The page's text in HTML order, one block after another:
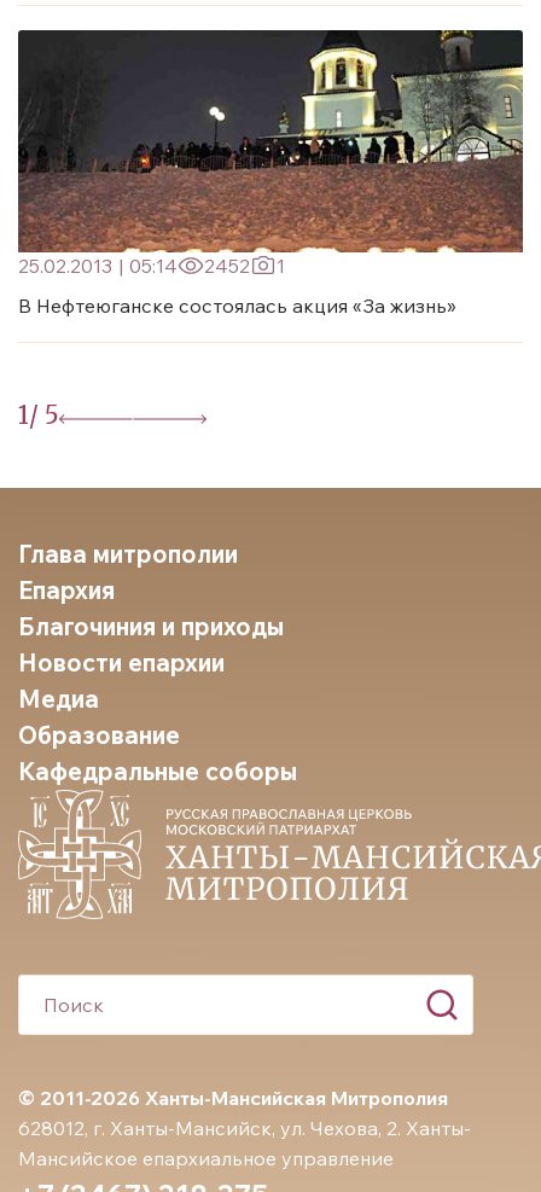
25.02.2013 | 05:14 2452
1
В Нефтеюганске состоялась акция «За жизнь»
1/ 5
© 2011-2026 Ханты-Мансийская Митрополия
628012, г. Ханты-Мансийск, ул. Чехова, 2. Ханты-
Мансийское епархиальное управление
Глава митрополии
Епархия
Благочиния и приходы
Новости епархии
Медиа
Образование
Кафедральные соборы